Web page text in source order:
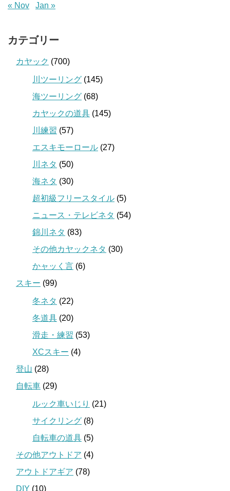
« Nov Jan »
カテゴリー
カヤック (700)
川ツーリング (145)
海ツーリング (68)
カヤックの道具 (145)
川練習 (57)
エスキモーロール (27)
川ネタ (50)
海ネタ (30)
超初級フリースタイル (5)
ニュース・テレビネタ (54)
錦川ネタ (83)
その他カヤックネタ (30)
かャッく言 (6)
スキー (99)
冬ネタ (22)
冬道具 (20)
滑走・練習 (53)
XCスキー (4)
登山 (28)
自転車 (29)
ルック車いじり (21)
サイクリング (8)
自転車の道具 (5)
その他アウトドア (4)
アウトドアギア (78)
DIY (10)